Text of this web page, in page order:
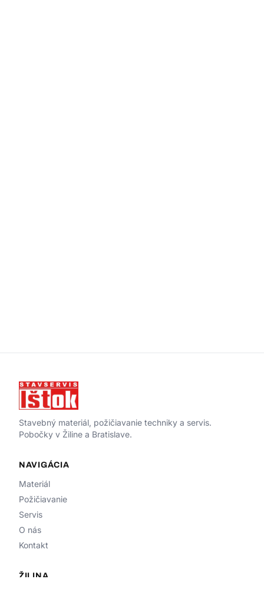
Stavebný materiál, požičiavanie techniky a servis.
Pobočky v Žiline a Bratislave.
NAVIGÁCIA
Materiál
Požičiavanie
Servis
O nás
Kontakt
ŽILINA